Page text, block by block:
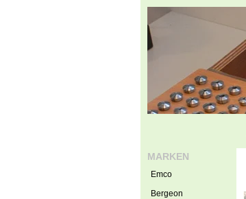
MARKEN
Emco
Bergeon